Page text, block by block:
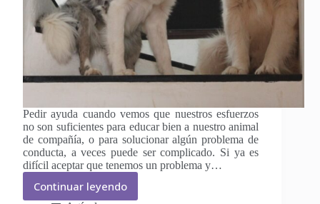
Pedir ayuda cuando vemos que nuestros esfuerzos
no son suficientes para educar bien a nuestro animal
de compañía, o para solucionar algún problema de
conducta, a veces puede ser complicado. Si ya es
difícil aceptar que tenemos un problema y…
Continuar leyendo
Cómo